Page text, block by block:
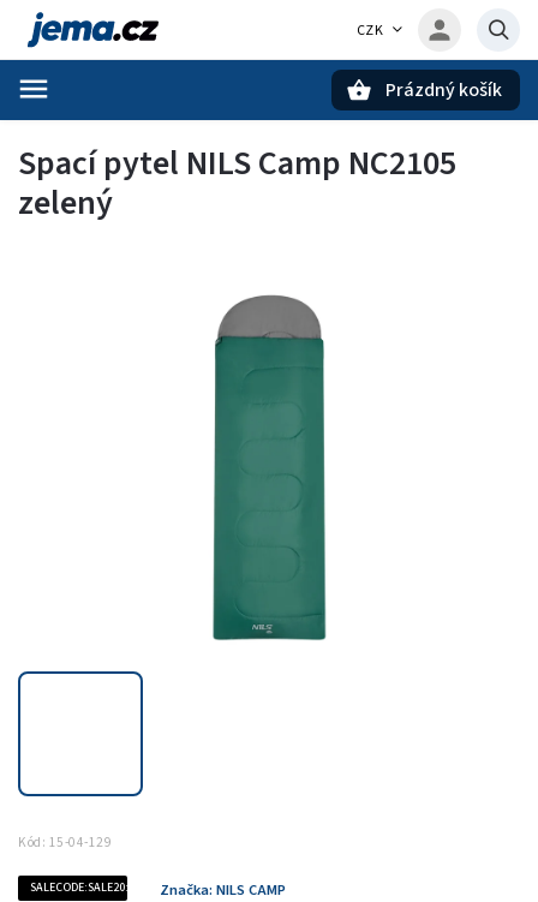
CZK
Prázdný košík
Spací pytel NILS Camp NC2105
zelený
Kód: 15-04-129
SALECODE:SALE20:20:% Značka: NILS CAMP